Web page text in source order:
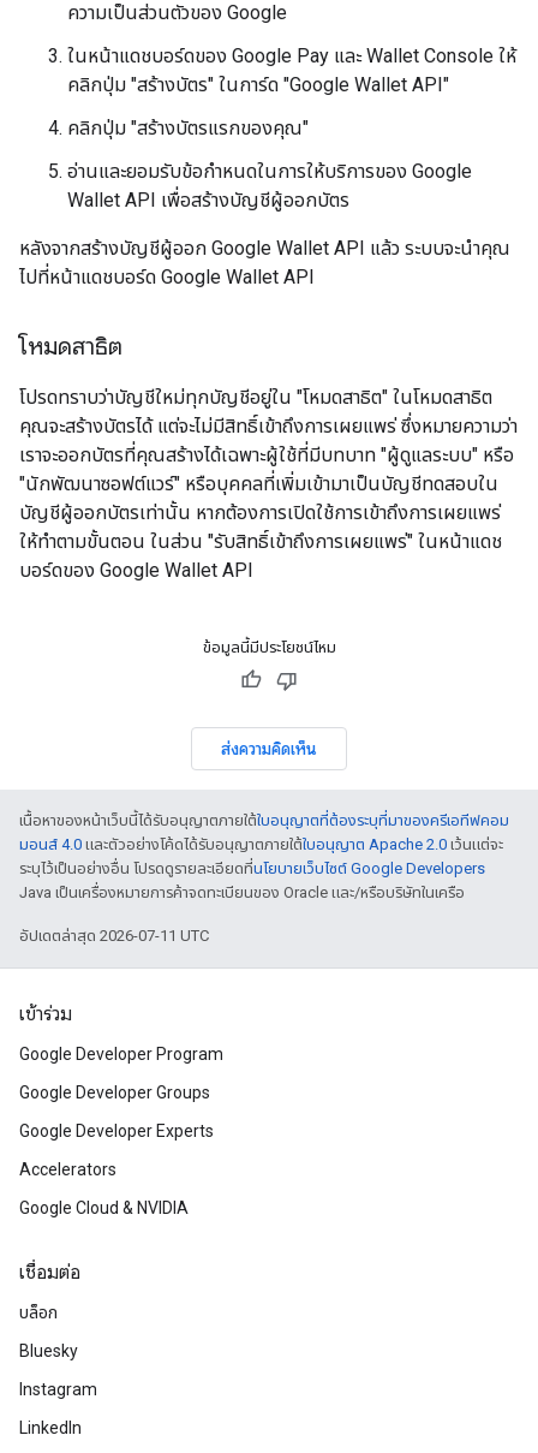
ความเป็นส่วนตัวของ Google
ในหน้าแดชบอร์ดของ Google Pay และ Wallet Console ให้
คลิกปุ่ม "สร้างบัตร" ในการ์ด "Google Wallet API"
คลิกปุ่ม "สร้างบัตรแรกของคุณ"
อ่านและยอมรับข้อกำหนดในการให้บริการของ Google
Wallet API เพื่อสร้างบัญชีผู้ออกบัตร
หลังจากสร้างบัญชีผู้ออก Google Wallet API แล้ว ระบบจะนำคุณ
ไปที่หน้าแดชบอร์ด Google Wallet API
โหมดสาธิต
โปรดทราบว่าบัญชีใหม่ทุกบัญชีอยู่ใน "โหมดสาธิต" ในโหมดสาธิต
คุณจะสร้างบัตรได้ แต่จะไม่มีสิทธิ์เข้าถึงการเผยแพร่ ซึ่งหมายความว่า
เราจะออกบัตรที่คุณสร้างได้เฉพาะผู้ใช้ที่มีบทบาท "ผู้ดูแลระบบ" หรือ
"นักพัฒนาซอฟต์แวร์" หรือบุคคลที่เพิ่มเข้ามาเป็นบัญชีทดสอบใน
บัญชีผู้ออกบัตรเท่านั้น หากต้องการเปิดใช้การเข้าถึงการเผยแพร่
ให้ทำตามขั้นตอน ในส่วน "รับสิทธิ์เข้าถึงการเผยแพร่" ในหน้าแดช
บอร์ดของ Google Wallet API
ข้อมูลนี้มีประโยชน์ไหม
ส่งความคิดเห็น
เนื้อหาของหน้าเว็บนี้ได้รับอนุญาตภายใต้ใบอนุญาตที่ต้องระบุที่มาของครีเอทีฟคอม
มอนส์ 4.0 และตัวอย่างโค้ดได้รับอนุญาตภายใต้ใบอนุญาต Apache 2.0 เว้นแต่จะ
ระบุไว้เป็นอย่างอื่น โปรดดูรายละเอียดที่นโยบายเว็บไซต์ Google Developers
Java เป็นเครื่องหมายการค้าจดทะเบียนของ Oracle และ/หรือบริษัทในเครือ
อัปเดตล่าสุด 2026-07-11 UTC
เข้าร่วม
Google Developer Program
Google Developer Groups
Google Developer Experts
Accelerators
Google Cloud & NVIDIA
เชื่อมต่อ
บล็อก
Bluesky
Instagram
LinkedIn